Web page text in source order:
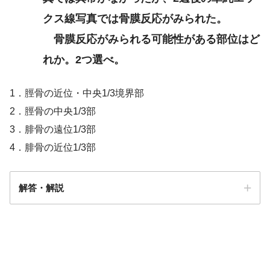
クス線写真では骨膜反応がみられた。
骨膜反応がみられる可能性がある部位はど
れか。2つ選べ。
1．脛骨の近位・中央1/3境界部
2．脛骨の中央1/3部
3．腓骨の遠位1/3部
4．腓骨の近位1/3部
解答・解説